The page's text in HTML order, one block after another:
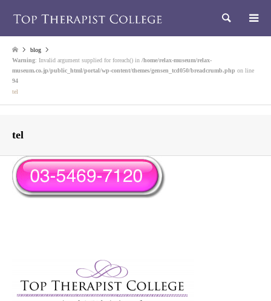
検索
blog
Warning: Invalid argument supplied for foreach() in /home/relax-museum/relax-
museum.co.jp/public_html/portal/wp-content/themes/gensen_tcd050/breadcrumb.php on line
94
tel
tel